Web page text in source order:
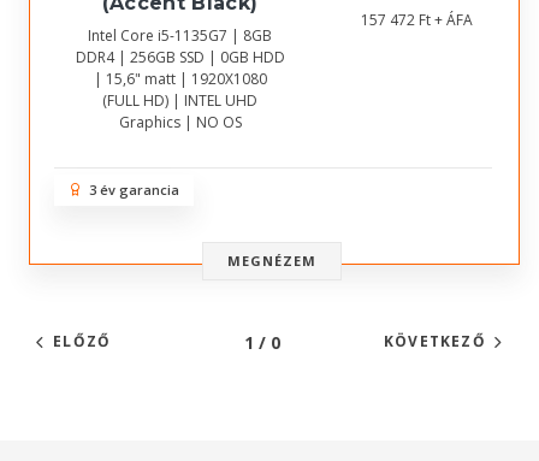
Intel Core i5-1135G7 | 8GB
DDR4 | 256GB SSD | 0GB HDD
| 15,6" matt | 1920X1080
(FULL HD) | INTEL UHD
Graphics | NO OS
157 472 Ft + ÁFA
3 év garancia
MEGNÉZEM
ELŐZŐ 1 / 0 KÖVETKEZŐ